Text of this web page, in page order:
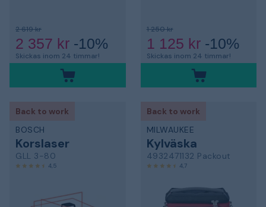
2 619 kr
2 357 kr -10%
Skickas inom 24 timmar!
1 250 kr
1 125 kr-10%
Skickas inom 24 timmar!
Back to work
BOSCH
Korslaser
GLL 3-80
4,5
Back to work
MILWAUKEE
Kylväska
4932471132 Packout
4,7